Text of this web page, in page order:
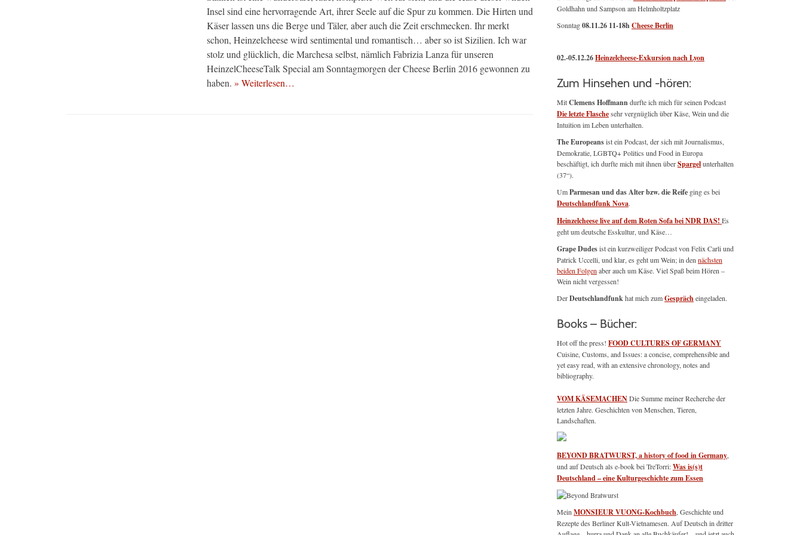
Insel sind eine hervorragende Art, ihrer Seele auf die Spur zu kommen. Die Hirten und
Käser lassen uns die Berge und Täler, aber auch die Zeit erschmecken. Ihr merkt
schon, Heinzelcheese wird sentimental und romantisch… aber so ist Sizilien. Ich war
stolz und glücklich, die Marchesa selbst, nämlich Fabrizia Lanza für unseren
HeinzelCheeseTalk Special am Sonntagmorgen der Cheese Berlin 2016 gewonnen zu
haben. » Weiterlesen…
Goldhahn und Sampson am Helmholtzplatz
Sonntag08.11.26 11-18hCheese Berlin
02.-05.12.26Heinzelcheese-Exkursion nach Lyon
Zum Hinsehen und -hören:
MitClemens Hoffmanndurfte ich mich für seinen Podcast
Die letzte Flaschesehr vergnüglich über Käse, Wein und die
Intuition im Leben unterhalten.
The Europeansist ein Podcast, der sich mit Journalismus,
Demokratie, LGBTQ+ Politics und Food in Europa
beschäftigt, ich durfte mich mit ihnen überSpargelunterhalten
(37“).
UmParmesan und das Alter bzw. die Reife ging es bei
Deutschlandfunk Nova.
Heinzelcheese live auf dem Roten Sofa bei NDR DAS! Es
geht um deutsche Esskultur, und Käse…
Grape Dudesist ein kurzweiliger Podcast von Felix Carli und
Patrick Uccelli, und klar, es geht um Wein; in den nächsten
beiden Folgen aber auch um Käse. Viel Spaß beim Hören –
Wein nicht vergessen!
DerDeutschlandfunkhat mich zumGesprächeingeladen.
Books – Bücher:
Hot off the press! FOOD CULTURES OF GERMANY
Cuisine, Customs, and Issues: a concise, comprehensible and
yet easy read, with an extensive chronology, notes and
bibliography.
VOM KÄSEMACHENDie Summe meiner Recherche der
letzten Jahre. Geschichten von Menschen, Tieren,
Landschaften.
BEYOND BRATWURST, a history of food in Germany
und auf Deutsch als e-book bei TreTorri:Was is(s)t
Deutschland – eine Kulturgeschichte zum Essen
Mein MONSIEUR VUONG-Kochbuch , Geschichte und
Rezepte des Berliner Kult-Vietnamesen. Auf Deutsch in dritter